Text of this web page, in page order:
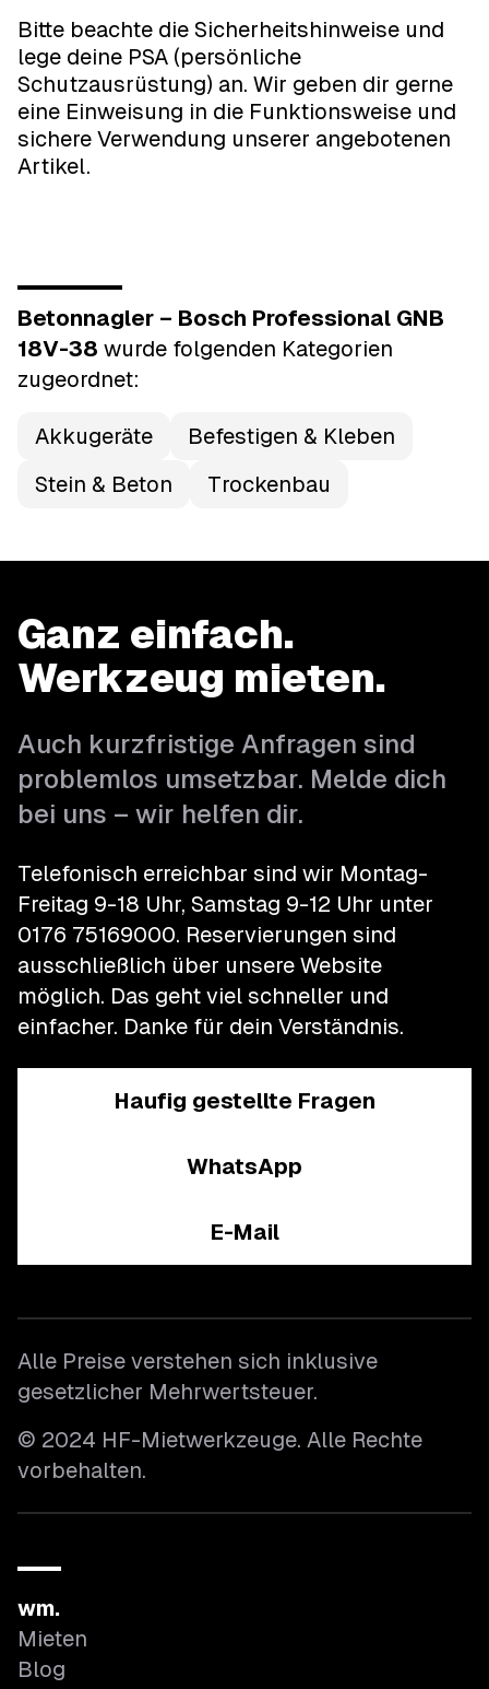
Bitte beachte die Sicherheitshinweise und
lege deine PSA (persönliche
Schutzausrüstung) an. Wir geben dir gerne
eine Einweisung in die Funktionsweise und
sichere Verwendung unserer angebotenen
Artikel.
Betonnagler – Bosch Professional GNB
18V-38 wurde folgenden Kategorien
zugeordnet:
Akkugeräte
Befestigen & Kleben
Stein & Beton
Trockenbau
Ganz einfach.
Werkzeug mieten.
Auch kurzfristige Anfragen sind
problemlos umsetzbar. Melde dich
bei uns – wir helfen dir.
Telefonisch erreichbar sind wir Montag-
Freitag 9-18 Uhr, Samstag 9-12 Uhr unter
0176 75169000. Reservierungen sind
ausschließlich über unsere Website
möglich. Das geht viel schneller und
einfacher. Danke für dein Verständnis.
Haufig gestellte Fragen
WhatsApp
E-Mail
Alle Preise verstehen sich inklusive
gesetzlicher Mehrwertsteuer.
© 2024 HF-Mietwerkzeuge. Alle Rechte
vorbehalten.
wm.
Mieten
Blog